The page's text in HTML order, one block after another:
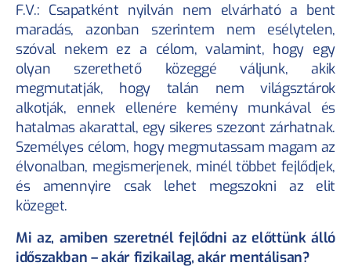
F.V.: Csapatként nyilván nem elvárható a bent
maradás, azonban szerintem nem esélytelen,
szóval nekem ez a célom, valamint, hogy egy
olyan szerethető közeggé váljunk, akik
megmutatják, hogy talán nem világsztárok
alkotják, ennek ellenére kemény munkával és
hatalmas akarattal, egy sikeres szezont zárhatnak.
Személyes célom, hogy megmutassam magam az
élvonalban, megismerjenek, minél többet fejlődjek,
és amennyire csak lehet megszokni az elit
közeget.
Mi az, amiben szeretnél fejlődni az előttünk álló
időszakban – akár fizikailag, akár mentálisan?